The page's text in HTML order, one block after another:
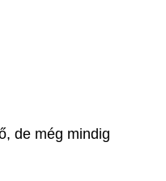
de még mindig